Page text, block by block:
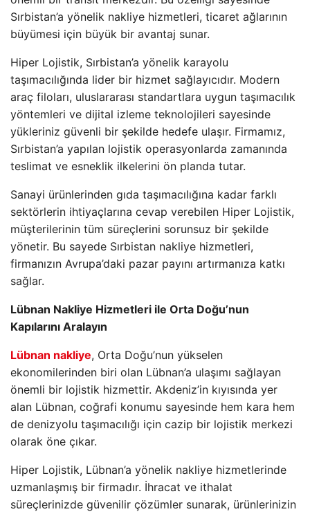
Sırbistan’a yönelik nakliye hizmetleri, ticaret ağlarının
büyümesi için büyük bir avantaj sunar.
Hiper Lojistik, Sırbistan’a yönelik karayolu
taşımacılığında lider bir hizmet sağlayıcıdır. Modern
araç filoları, uluslararası standartlara uygun taşımacılık
yöntemleri ve dijital izleme teknolojileri sayesinde
yükleriniz güvenli bir şekilde hedefe ulaşır. Firmamız,
Sırbistan’a yapılan lojistik operasyonlarda zamanında
teslimat ve esneklik ilkelerini ön planda tutar.
Sanayi ürünlerinden gıda taşımacılığına kadar farklı
sektörlerin ihtiyaçlarına cevap verebilen Hiper Lojistik,
müşterilerinin tüm süreçlerini sorunsuz bir şekilde
yönetir. Bu sayede Sırbistan nakliye hizmetleri,
firmanızın Avrupa’daki pazar payını artırmanıza katkı
sağlar.
Lübnan Nakliye Hizmetleri ile Orta Doğu’nun
Kapılarını Aralayın
Lübnan nakliye, Orta Doğu’nun yükselen
ekonomilerinden biri olan Lübnan’a ulaşımı sağlayan
önemli bir lojistik hizmettir. Akdeniz’in kıyısında yer
alan Lübnan, coğrafi konumu sayesinde hem kara hem
de denizyolu taşımacılığı için cazip bir lojistik merkezi
olarak öne çıkar.
Hiper Lojistik, Lübnan’a yönelik nakliye hizmetlerinde
uzmanlaşmış bir firmadır. İhracat ve ithalat
süreçlerinizde güvenilir çözümler sunarak, ürünlerinizin